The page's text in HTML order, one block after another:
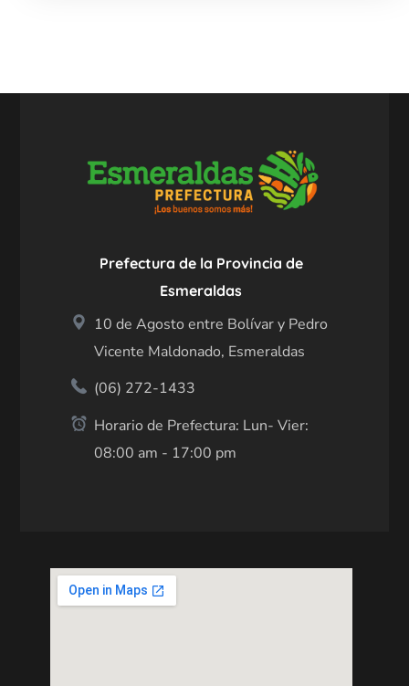
Prefectura de la Provincia de
Esmeraldas
10 de Agosto entre Bolívar y Pedro
Vicente Maldonado, Esmeraldas
(06) 272-1433
Horario de Prefectura: Lun- Vier:
08:00 am - 17:00 pm